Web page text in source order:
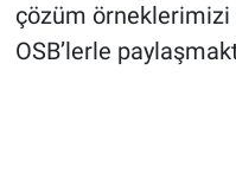
çözüm örneklerimizi
OSB’lerle